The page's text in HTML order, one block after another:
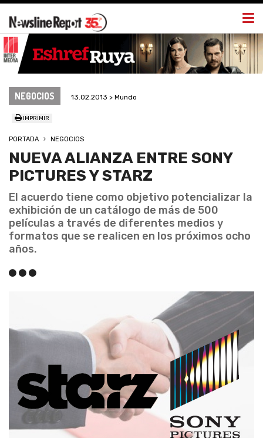
NEGOCIOS 13.02.2013 > Mundo
IMPRIMIR
PORTADA NEGOCIOS
NUEVA ALIANZA ENTRE SONY
PICTURES Y STARZ
El acuerdo tiene como objetivo potencializar la
exhibición de un catálogo de más de 500
películas a través de diferentes medios y
formatos que se realicen en los próximos ocho
años.